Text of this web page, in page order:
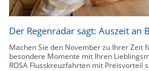
Der Regenradar sagt: Auszeit an
Machen Sie den November zu Ihrer Zeit
besondere Momente mit Ihren
ROSA Flusskreuzfahrten mit Preisvorteil